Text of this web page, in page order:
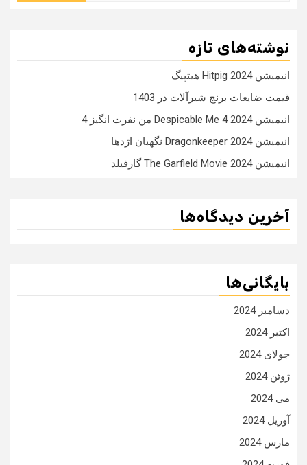
نوشته‌های تازه
انیمیشن Hitpig 2024 هیتپیگ
قیمت ضایعات برنج شیرآلات در 1403
انیمیشن Despicable Me 4 2024 من نفرت انگیز 4
انیمیشن Dragonkeeper 2024 نگهبان اژدها
انیمیشن The Garfield Movie 2024 گارفیلد
آخرین دیدگاه‌ها
بایگانی‌ها
دسامبر 2024
اکتبر 2024
جولای 2024
ژوئن 2024
می 2024
آوریل 2024
مارس 2024